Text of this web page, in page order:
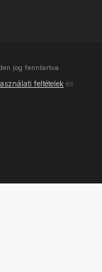
jog fenntartva
feltételek és